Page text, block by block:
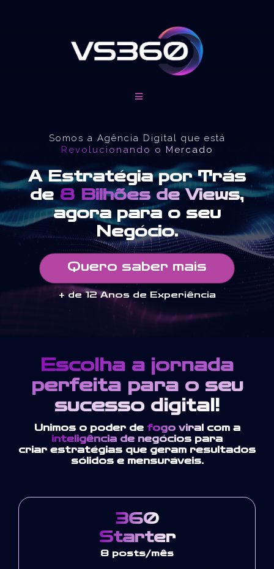
Somos a Agência Digital que está
Revolucionando o Mercado
A Estratégia por Trás
de 8 Bilhões de Views,
agora para o seu
Negócio.
Quero saber mais
+ de 12 Anos de Experiência
Escolha a jornada
perfeita para o seu
sucesso digital!
Unimos o poder de fogo viralcom a
inteligência de negócios para
criar estratégias que geram resultados
sólidos e mensuráveis.
360
Starter
8 posts/mês